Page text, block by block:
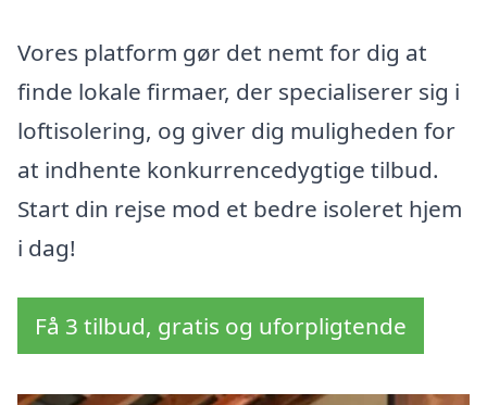
Vores platform gør det nemt for dig at
finde lokale firmaer, der specialiserer sig i
loftisolering, og giver dig muligheden for
at indhente konkurrencedygtige tilbud.
Start din rejse mod et bedre isoleret hjem
i dag!
Få 3 tilbud, gratis og uforpligtende